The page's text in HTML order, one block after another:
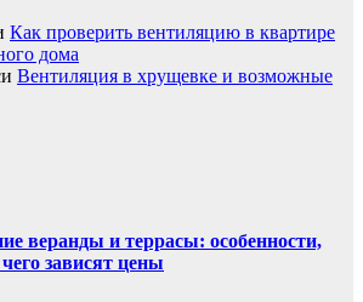
Как проверить вентиляцию в квартире
дома
Вентиляция в хрущевке и возможные
веранды и террасы: особенности,
зависят цены